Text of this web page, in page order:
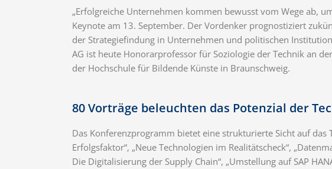
„Erfolgreiche Unternehmen kommen bewusst vom Wege ab,
Keynote am 13. September. Der Vordenker prognostiziert
der Strategiefindung in Unternehmen und politischen
AG ist heute Honorarprofessor für Soziologie der Technik an
der Hochschule für Bildende Künste in Braunschweig.
80 Vorträge beleuchten das Potenzial der
Das Konferenzprogramm bietet eine strukturierte Sicht auf das
Erfolgsfaktor“, „Neue Technologien im Realitätscheck“,
Die Digitalisierung der Supply Chain“, „Umstellung auf SAP